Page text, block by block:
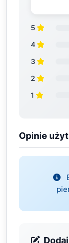
5
4
3
2
1
Opinie